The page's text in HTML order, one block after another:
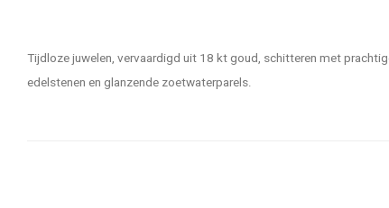
Tijdloze juwelen, vervaardigd uit 18 kt goud, schitteren met
edelstenen en glanzende zoetwaterparels.